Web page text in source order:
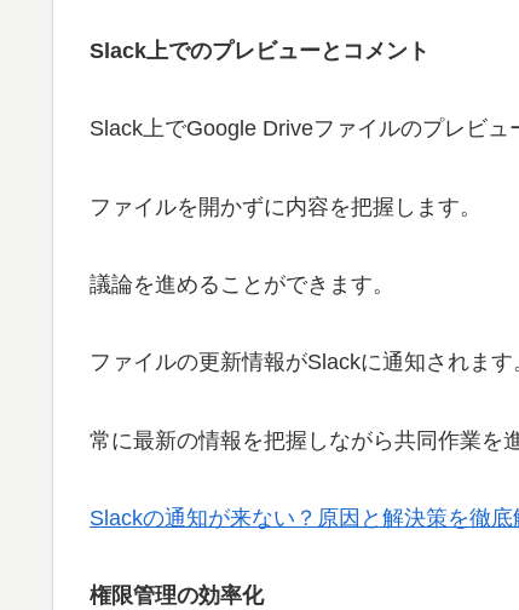
Slack上でのプレビューとコメント
Slack上でGoogle Driveファイルのプレビュ
ファイルを開かずに内容を把握します。
議論を進めることができます。
ファイルの更新情報がSlackに通知されます
常に最新の情報を把握しながら共同作業を
Slackの通知が来ない？原因と解決策を徹
権限管理の効率化